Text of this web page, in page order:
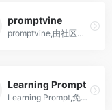
promptvine
promptvine,由社区驱动的收藏,收录最佳的ChatGPT prompt提示词
Learning Prompt
Learning Prompt,免费的Prompt Engineering教程,ChatGPT和Midjourney教程